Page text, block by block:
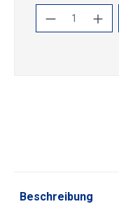
Produkt
Beschreibung